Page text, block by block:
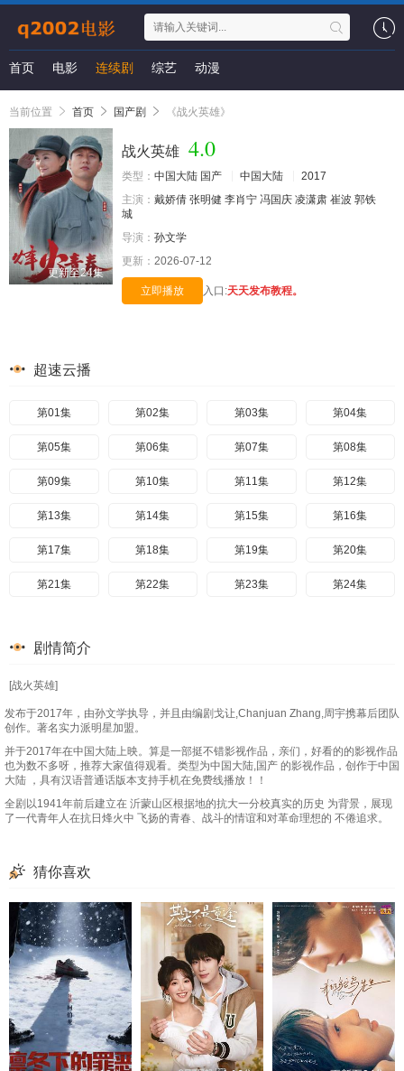
首页 电影 连续剧 综艺 动漫
当前位置 首页 国产剧 《战火英雄》
更新至24集
战火英雄 4.0
类型： 中国大陆 国产 中国大陆
2017
主演： 戴娇倩 张明健 李肖宁 冯国庆 凌潇肃 崔波 郭铁
城
导演： 孙文学
更新： 2026-07-12
立即播放 入口:天天发布教程。
超速云播
第01集 第02集 第03集 第04集
第05集 第06集 第07集 第08集
第09集 第10集 第11集 第12集
第13集 第14集 第15集 第16集
第17集 第18集 第19集 第20集
第21集 第22集 第23集 第24集
剧情简介
[战火英雄]
发布于2017年，由孙文学执导，并且由编剧戈让,Chanjuan Zhang,周宇携幕后团队
创作。著名实力派明星加盟。
并于2017年在中国大陆上映。算是一部挺不错影视作品，亲们，好看的的影视作品
也为数不多呀，推荐大家值得观看。类型为中国大陆,国产 的影视作品，创作于中国
大陆 ，具有汉语普通话版本支持手机在免费线播放！！
全剧以1941年前后建立在 沂蒙山区根据地的抗大一分校真实的历史 为背景，展现
了一代青年人在抗日烽火中 飞扬的青春、战斗的情谊和对革命理想的 不倦追求。
猜你喜欢